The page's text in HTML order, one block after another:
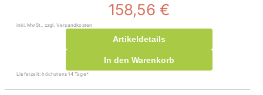
158,56 €
inkl. MwSt., zzgl. Versandkosten
Artikeldetails
In den Warenkorb
Lieferzeit: höchstens 14 Tage*